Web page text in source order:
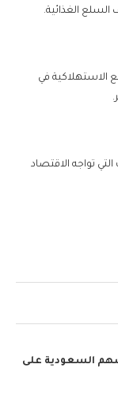
السلع الغذائية.
الاستهلاكية في
تواجه الاقتصاد
سوق الأسهم السعودية على